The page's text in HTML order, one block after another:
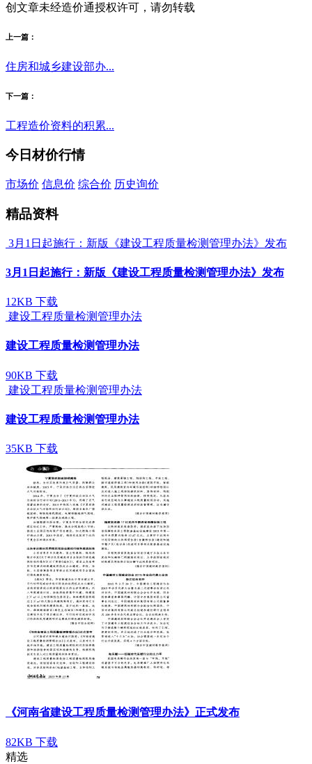
创文章未经造价通授权许可，请勿转载
上一篇：
住房和城乡建设部办...
下一篇：
工程造价资料的积累...
今日材价行情
市场价 信息价 综合价 历史询价
精品资料
3月1日起施行：新版《建设工程质量检测管理办法》发布
3月1日起施行：新版《建设工程质量检测管理办法》发布
12KB 下载
建设工程质量检测管理办法
建设工程质量检测管理办法
90KB 下载
建设工程质量检测管理办法
建设工程质量检测管理办法
35KB 下载
《河南省建设工程质量检测管理办法》正式发布
82KB 下载
精选